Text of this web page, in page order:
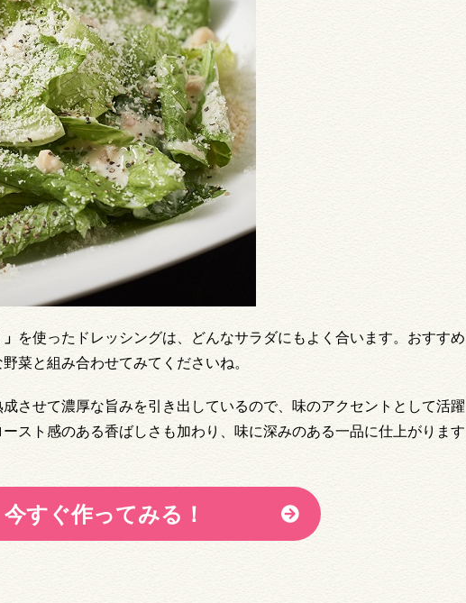
を使ったドレッシングは、どんなサラダにもよく合います。おすすめ
菜と組み合わせてみてくださいね。
させて濃厚な旨みを引き出しているので、味のアクセントとして活躍
スト感のある香ばしさも加わり、味に深みのある一品に仕上がります
今すぐ作ってみる！